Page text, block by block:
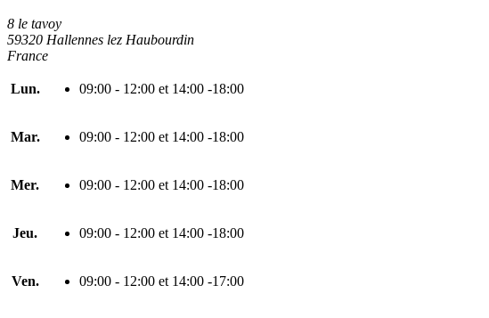
8 le tavoy
59320 Hallennes lez Haubourdin
France
Lun. 09:00 - 12:00 et 14:00 -18:00
Mar. 09:00 - 12:00 et 14:00 -18:00
Mer. 09:00 - 12:00 et 14:00 -18:00
Jeu. 09:00 - 12:00 et 14:00 -18:00
Ven. 09:00 - 12:00 et 14:00 -17:00